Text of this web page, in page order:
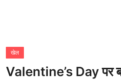
राज्य
अंतराष्ट्रीय
खेल
Valentine’s Day पर